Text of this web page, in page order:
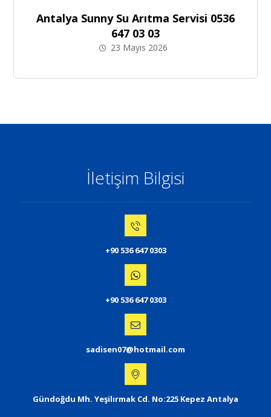
Antalya Sunny Su Arıtma Servisi 0536
647 03 03
23 Mayıs 2026
İletişim Bilgisi
+90 536 647 0303
+90 536 647 0303
sadisen07@hotmail.com
Gündoğdu Mh. Yeşilırmak Cd. No:225 Kepez Antalya